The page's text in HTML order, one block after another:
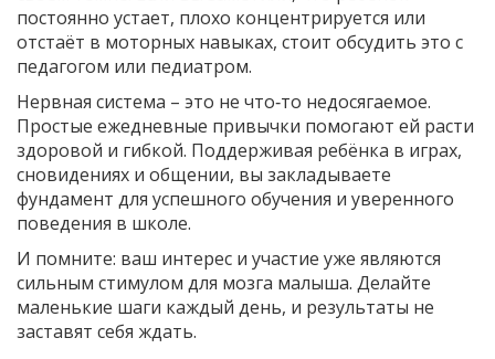
постоянно устает, плохо концентрируется или
отстаёт в моторных навыках, стоит обсудить это с
педагогом или педиатром.
Нервная система – это не что‑то недосягаемое.
Простые ежедневные привычки помогают ей расти
здоровой и гибкой. Поддерживая ребёнка в играх,
сновидениях и общении, вы закладываете
фундамент для успешного обучения и уверенного
поведения в школе.
И помните: ваш интерес и участие уже являются
сильным стимулом для мозга малыша. Делайте
маленькие шаги каждый день, и результаты не
заставят себя ждать.